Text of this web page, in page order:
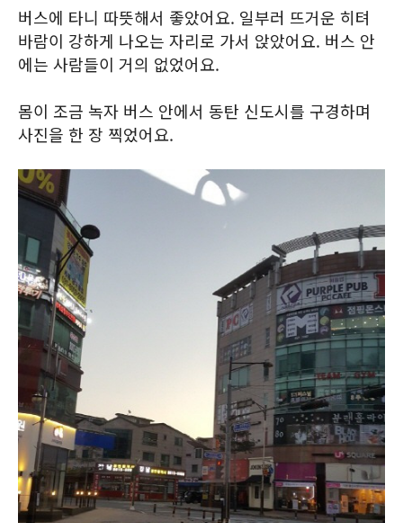
버스에 타니 따뜻해서 좋았어요. 일부러 뜨거운 히텨
바람이 강하게 나오는 자리로 가서 앉았어요. 버스 안
에는 사람들이 거의 없었어요.
몸이 조금 녹자 버스 안에서 동탄 신도시를 구경하며
사진을 한 장 찍었어요.